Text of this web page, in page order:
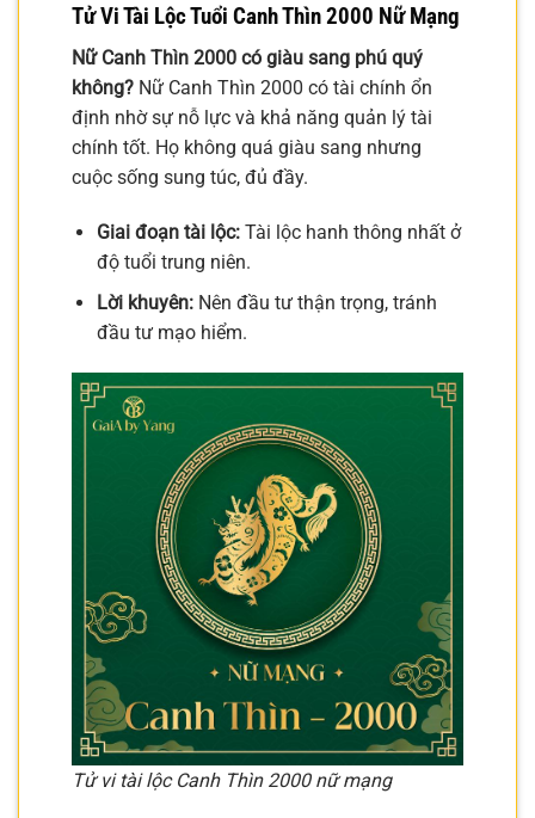
Tử Vi Tài Lộc Tuổi Canh Thìn 2000 Nữ Mạng
Nữ Canh Thìn 2000 có giàu sang phú quý
không? Nữ Canh Thìn 2000 có tài chính ổn
định nhờ sự nỗ lực và khả năng quản lý tài
chính tốt. Họ không quá giàu sang nhưng
cuộc sống sung túc, đủ đầy.
Giai đoạn tài lộc:Tài lộc hanh thông nhất ở
độ tuổi trung niên.
Lời khuyên:Nên đầu tư thận trọng, tránh
đầu tư mạo hiểm.
Tử vi tài lộc Canh Thìn 2000 nữ mạng